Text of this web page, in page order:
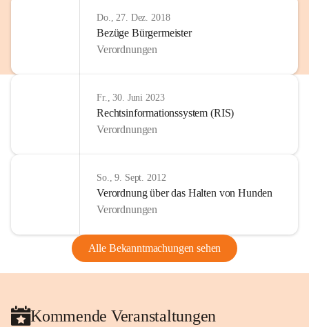
Do., 27. Dez. 2018
Bezüge Bürgermeister
Verordnungen
Fr., 30. Juni 2023
Rechtsinformationssystem (RIS)
Verordnungen
So., 9. Sept. 2012
Verordnung über das Halten von Hunden
Verordnungen
Alle Bekanntmachungen sehen
Kommende Veranstaltungen